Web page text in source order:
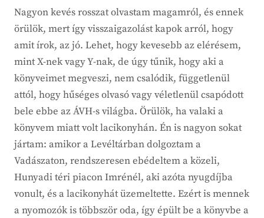
Nagyon kevés rosszat olvastam magamról, és ennek
örülök, mert így visszaigazolást kapok arról, hogy
amit írok, az jó. Lehet, hogy kevesebb az elérésem,
mint X-nek vagy Y-nak, de úgy tűnik, hogy aki a
könyveimet megveszi, nem csalódik, függetlenül
attól, hogy hűséges olvasó vagy véletlenül csapódott
bele ebbe az ÁVH-s világba. Örülök, ha valaki a
könyvem miatt volt lacikonyhán. Én is nagyon sokat
jártam: amikor a Levéltárban dolgoztam a
Vadászaton, rendszeresen ebédeltem a közeli,
Hunyadi téri piacon Imrénél, aki azóta nyugdíjba
vonult, és a lacikonyhát üzemeltette. Ezért is mennek
a nyomozók is többször oda, így épült be a könyvbe a